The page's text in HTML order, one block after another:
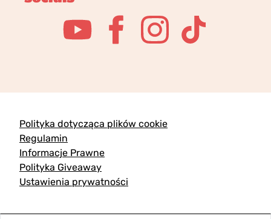
Polityka dotycząca plików cookie
Regulamin
Informacje Prawne
Polityka Giveaway
Ustawienia prywatności